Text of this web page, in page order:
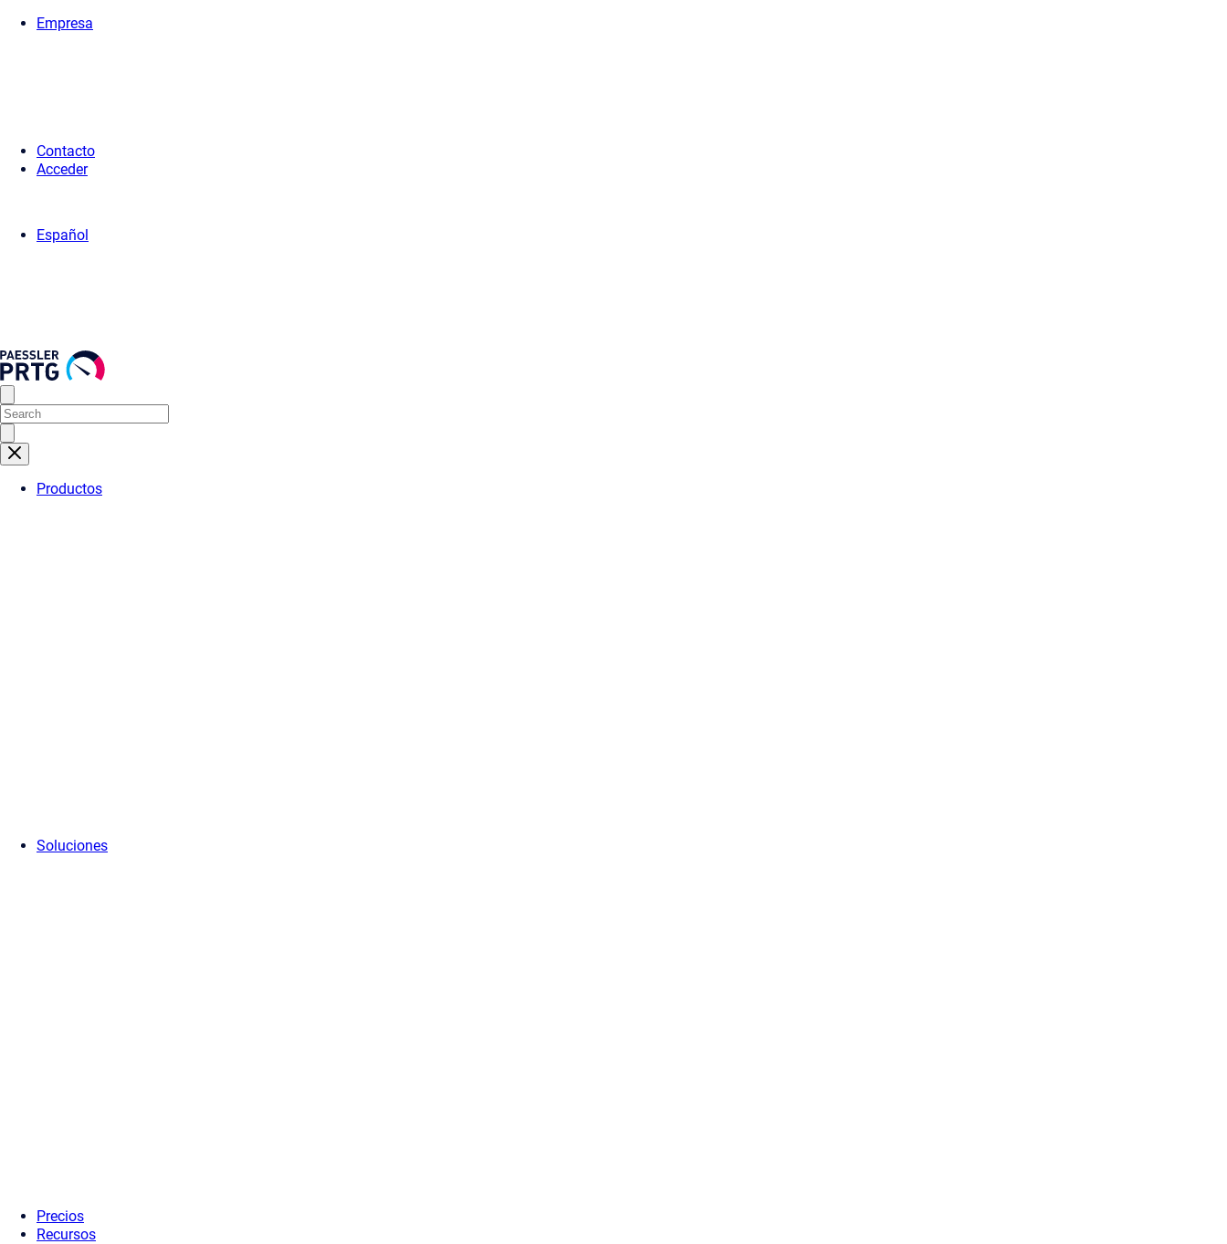
Empresa
Contacto
Acceder
Español
Productos
Soluciones
Precios
Recursos